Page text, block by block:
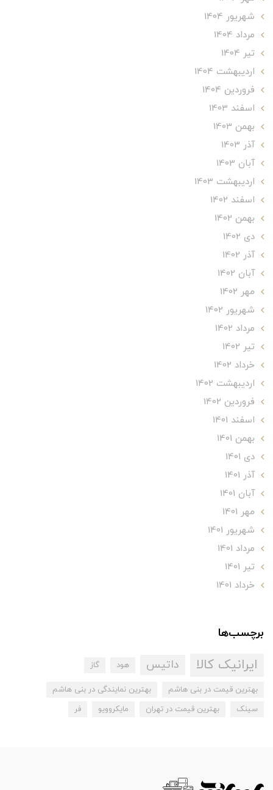
شهریور 1404
مرداد 1404
تير 1404
ارديبهشت 1404
فروردین 1404
اسفند 1403
بهمن 1403
آذر 1403
آبان 1403
ارديبهشت 1403
اسفند 1402
بهمن 1402
دی 1402
آذر 1402
آبان 1402
مهر 1402
شهریور 1402
مرداد 1402
تير 1402
خرداد 1402
ارديبهشت 1402
فروردین 1402
اسفند 1401
بهمن 1401
دی 1401
آذر 1401
آبان 1401
مهر 1401
شهریور 1401
مرداد 1401
تير 1401
خرداد 1401
برچسب‌ها
ایرانیک کالا داتیس هود گاز
بهترین قیمت در بنی هاشم
بهترین نمایندگی در بنی هاشم
سینک
بهترین قیمت در تهران مایکروویو فر